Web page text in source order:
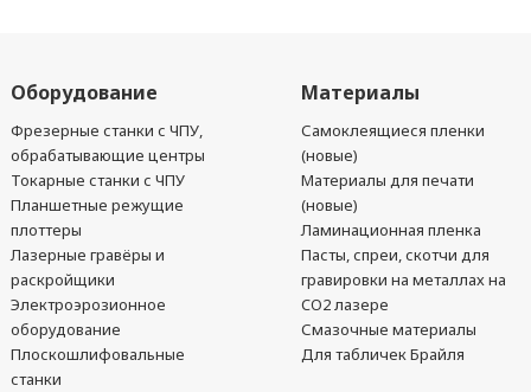
Оборудование
Фрезерные станки с ЧПУ,
обрабатывающие центры
Токарные станки с ЧПУ
Планшетные режущие
плоттеры
Лазерные гравёры и
раскройщики
Электроэрозионное
оборудование
Плоскошлифовальные
станки
Материалы
Самоклеящиеся пленки
(новые)
Материалы для печати
(новые)
Ламинационная пленка
Пасты, спреи, скотчи для
гравировки на металлах на
CO2 лазере
Смазочные материалы
Для табличек Брайля